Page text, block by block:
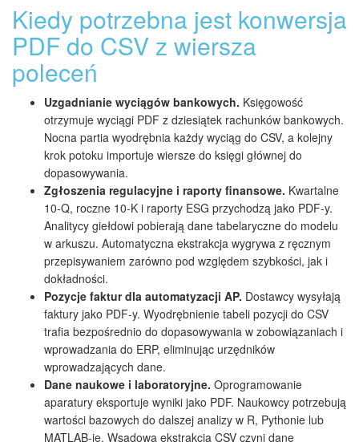
Kiedy potrzebna jest konwersja
PDF do CSV z wiersza
poleceń
Uzgadnianie wyciągów bankowych. Księgowość
otrzymuje wyciągi PDF z dziesiątek rachunków bankowych.
Nocna partia wyodrębnia każdy wyciąg do CSV, a kolejny
krok potoku importuje wiersze do księgi głównej do
dopasowywania.
Zgłoszenia regulacyjne i raporty finansowe. Kwartalne
10-Q, roczne 10-K i raporty ESG przychodzą jako PDF-y.
Analitycy giełdowi pobierają dane tabelaryczne do modelu
w arkuszu. Automatyczna ekstrakcja wygrywa z ręcznym
przepisywaniem zarówno pod względem szybkości, jak i
dokładności.
Pozycje faktur dla automatyzacji AP. Dostawcy wysyłają
faktury jako PDF-y. Wyodrębnienie tabeli pozycji do CSV
trafia bezpośrednio do dopasowywania w zobowiązaniach i
wprowadzania do ERP, eliminując urzędników
wprowadzających dane.
Dane naukowe i laboratoryjne. Oprogramowanie
aparatury eksportuje wyniki jako PDF. Naukowcy potrzebują
wartości bazowych do dalszej analizy w R, Pythonie lub
MATLAB-ie. Wsadowa ekstrakcja CSV czyni dane